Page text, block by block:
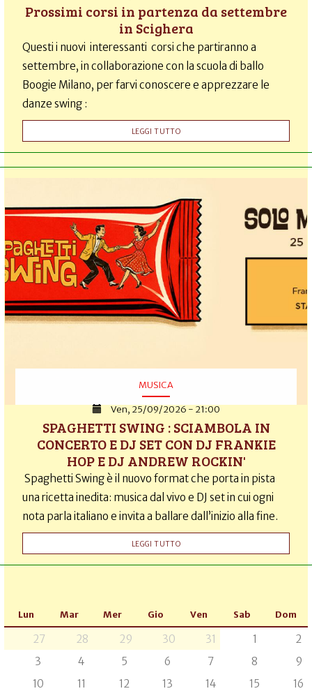
Prossimi corsi in partenza da settembre
in Scighera
Questi i nuovi interessanti corsi che partiranno a
settembre, in collaborazione con la scuola di ballo
Boogie Milano, per farvi conoscere e apprezzare le
danze swing :
LEGGI TUTTO
MUSICA
Ven, 25/09/2026 - 21:00
SPAGHETTI SWING : SCIAMBOLA IN
CONCERTO E DJ SET CON DJ FRANKIE
HOP E DJ ANDREW ROCKIN'
Spaghetti Swing è il nuovo format che porta in pista
una ricetta inedita: musica dal vivo e DJ set in cui ogni
nota parla italiano e invita a ballare dall’inizio alla fine.
LEGGI TUTTO
Lun Mar Mer Gio Ven Sab Dom
27 28 29 30 31 1
2
3
4 5 6 7 8
9
10
11 12 13 14 15
16